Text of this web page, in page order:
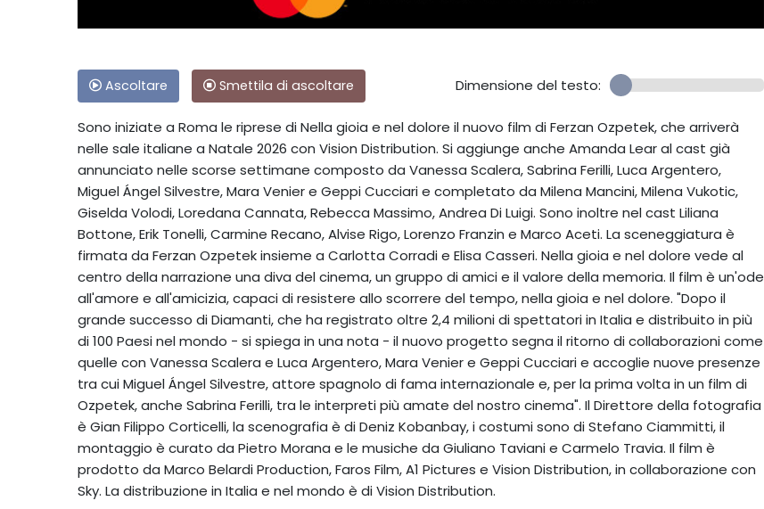
Ascoltare Smettila di ascoltare Dimensione del testo:
Sono iniziate a Roma le riprese di Nella gioia e nel dolore il nuovo film di Ferzan Ozpetek, che arriverà
nelle sale italiane a Natale 2026 con Vision Distribution. Si aggiunge anche Amanda Lear al cast già
annunciato nelle scorse settimane composto da Vanessa Scalera, Sabrina Ferilli, Luca Argentero,
Miguel Ángel Silvestre, Mara Venier e Geppi Cucciari e completato da Milena Mancini, Milena Vukotic,
Giselda Volodi, Loredana Cannata, Rebecca Massimo, Andrea Di Luigi. Sono inoltre nel cast Liliana
Bottone, Erik Tonelli, Carmine Recano, Alvise Rigo, Lorenzo Franzin e Marco Aceti. La sceneggiatura è
firmata da Ferzan Ozpetek insieme a Carlotta Corradi e Elisa Casseri. Nella gioia e nel dolore vede al
centro della narrazione una diva del cinema, un gruppo di amici e il valore della memoria. Il film è un'ode
all'amore e all'amicizia, capaci di resistere allo scorrere del tempo, nella gioia e nel dolore. "Dopo il
grande successo di Diamanti, che ha registrato oltre 2,4 milioni di spettatori in Italia e distribuito in più
di 100 Paesi nel mondo - si spiega in una nota - il nuovo progetto segna il ritorno di collaborazioni come
quelle con Vanessa Scalera e Luca Argentero, Mara Venier e Geppi Cucciari e accoglie nuove presenze
tra cui Miguel Ángel Silvestre, attore spagnolo di fama internazionale e, per la prima volta in un film di
Ozpetek, anche Sabrina Ferilli, tra le interpreti più amate del nostro cinema". Il Direttore della fotografia
è Gian Filippo Corticelli, la scenografia è di Deniz Kobanbay, i costumi sono di Stefano Ciammitti, il
montaggio è curato da Pietro Morana e le musiche da Giuliano Taviani e Carmelo Travia. Il film è
prodotto da Marco Belardi Production, Faros Film, A1 Pictures e Vision Distribution, in collaborazione con
Sky. La distribuzione in Italia e nel mondo è di Vision Distribution.